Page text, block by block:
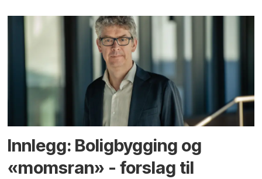
Innlegg: Boligbygging og
«momsran» - forslag til